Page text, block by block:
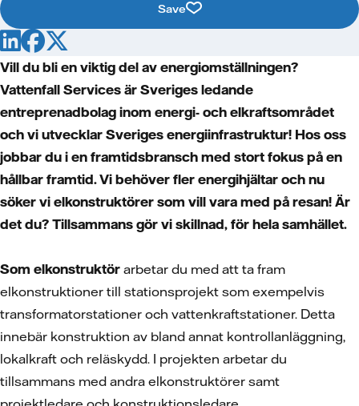
Save
Vill du bli en viktig del av energiomställningen?
Vattenfall Services är Sveriges ledande
entreprenadbolag inom energi- och elkraftsområdet
och vi utvecklar Sveriges energiinfrastruktur! Hos oss
jobbar du i en framtidsbransch med stort fokus på en
hållbar framtid. Vi behöver fler energihjältar och nu
söker vi elkonstruktörer som vill vara med på resan! Är
det du? Tillsammans gör vi skillnad, för hela samhället.
Som elkonstruktör arbetar du med att ta fram
elkonstruktioner till stationsprojekt som exempelvis
transformatorstationer och vattenkraftstationer. Detta
innebär konstruktion av bland annat kontrollanläggning,
lokalkraft och reläskydd. I projekten arbetar du
tillsammans med andra elkonstruktörer samt